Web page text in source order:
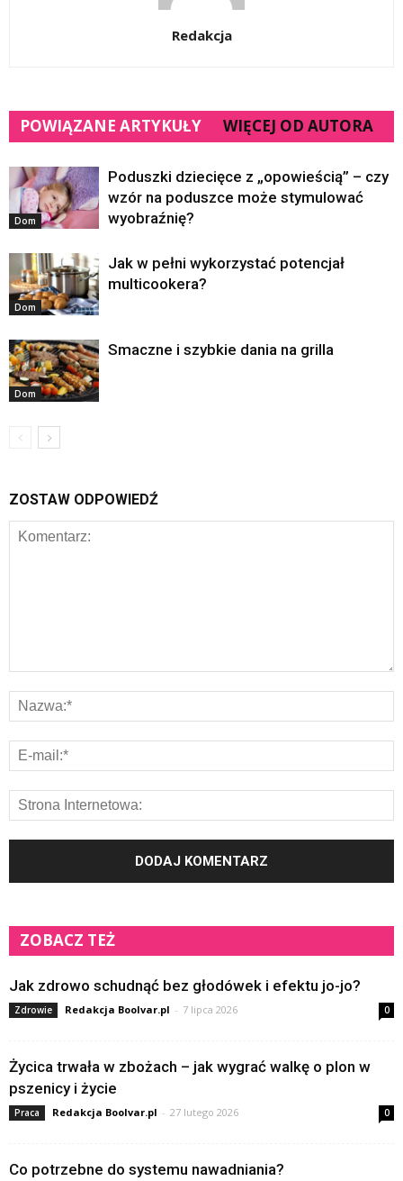
Redakcja
POWIĄZANE ARTYKUŁY WIĘCEJ OD AUTORA
Dom
Poduszki dziecięce z „opowieścią” – czy
wzór na poduszce może stymulować
wyobraźnię?
Dom
Jak w pełni wykorzystać potencjał
multicookera?
Dom
Smaczne i szybkie dania na grilla
ZOSTAW ODPOWIEDŹ
ZOBACZ TEŻ
Jak zdrowo schudnąć bez głodówek i efektu jo-jo?
Zdrowie Redakcja Boolvar.pl - 7 lipca 2026 0
Życica trwała w zbożach – jak wygrać walkę o plon w
pszenicy i życie
Praca Redakcja Boolvar.pl - 27 lutego 2026 0
Co potrzebne do systemu nawadniania?